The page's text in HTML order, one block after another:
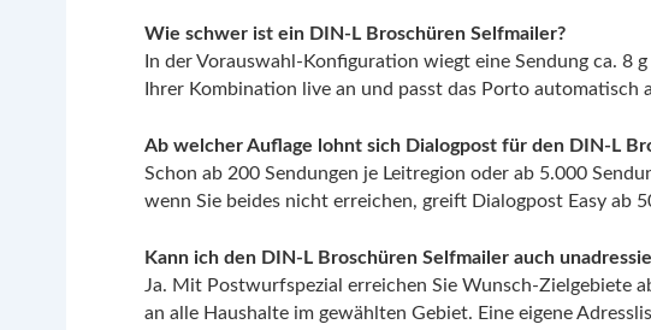
Wie schwer ist ein DIN-L Broschüren Selfmailer?
In der Vorauswahl-Konfiguration wiegt eine Sendung ca.
Ihrer Kombination live an und passt das Porto automatisch
Ab welcher Auflage lohnt sich Dialogpost für den DIN-L
Schon ab 200 Sendungen je Leitregion oder ab 5.000
wenn Sie beides nicht erreichen, greift Dialogpost Easy ab
Kann ich den DIN-L Broschüren Selfmailer auch
Ja. Mit Postwurfspezial erreichen Sie Wunsch-Zielgebiete
an alle Haushalte im gewählten Gebiet. Eine eigene